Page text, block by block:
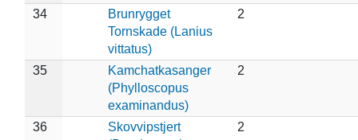
34
Brunrygget
Tornskade (Lanius
vittatus)
2
35
Kamchatkasanger
(Phylloscopus
examinandus)
2
36
Skovvipstjert
2